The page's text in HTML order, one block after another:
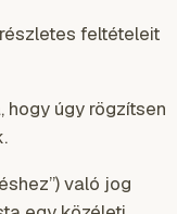
feltételeit
hogy úgy rögzítsen
való jog